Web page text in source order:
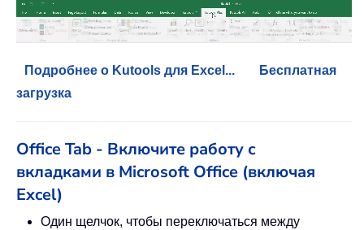
Подробнее о Kutools для Excel...
Бесплатная
загрузка
Office Tab - Включите работу с
вкладками в Microsoft Office (включая
Excel)
Один щелчок, чтобы переключаться между